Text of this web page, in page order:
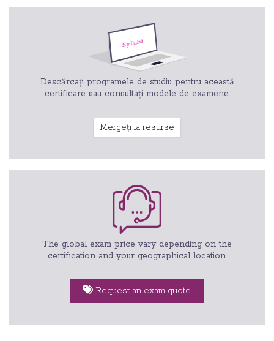
Descărcați programele de studiu pentru această
certificare sau consultați modele de examene.
Mergeți la resurse
The global exam price vary depending on the
certification and your geographical location.
Request an exam quote